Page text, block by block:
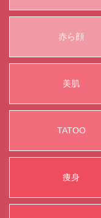
赤ら顔
美肌
TATOO
痩身